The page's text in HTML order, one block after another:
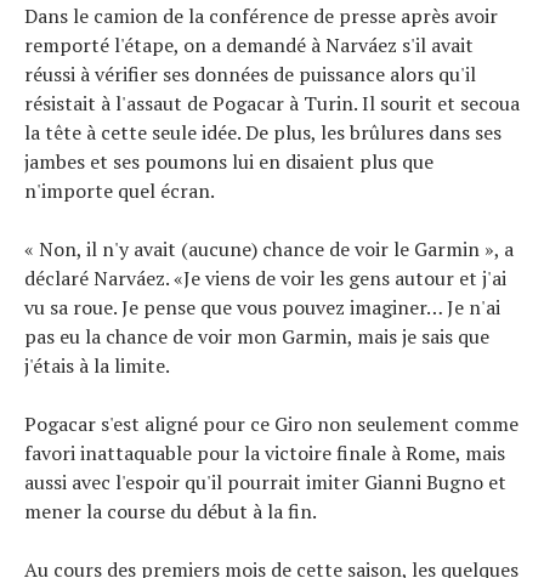
Dans le camion de la conférence de presse après avoir
remporté l'étape, on a demandé à Narváez s'il avait
réussi à vérifier ses données de puissance alors qu'il
résistait à l'assaut de Pogacar à Turin. Il sourit et secoua
la tête à cette seule idée. De plus, les brûlures dans ses
jambes et ses poumons lui en disaient plus que
n'importe quel écran.
« Non, il n'y avait (aucune) chance de voir le Garmin », a
déclaré Narváez. «Je viens de voir les gens autour et j'ai
vu sa roue. Je pense que vous pouvez imaginer… Je n'ai
pas eu la chance de voir mon Garmin, mais je sais que
j'étais à la limite.
Pogacar s'est aligné pour ce Giro non seulement comme
favori inattaquable pour la victoire finale à Rome, mais
aussi avec l'espoir qu'il pourrait imiter Gianni Bugno et
mener la course du début à la fin.
Au cours des premiers mois de cette saison, les quelques